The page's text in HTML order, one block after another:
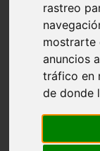
rastreo
mostrarte
anuncios
tráfico en
de donde